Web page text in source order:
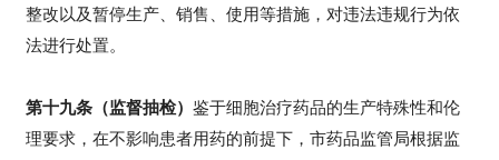
整改以及暂停生产、销售、使用等措施，对违法违规行为依
法进行处置。
第十九条（监督抽检） 鉴于细胞治疗药品的生产特殊性和伦
理要求，在不影响患者用药的前提下，市药品监管局根据监